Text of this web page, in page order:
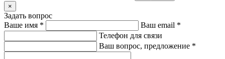
×
Задать вопрос
Ваше имя * Ваш email *
Телефон для связи
Ваш вопрос, предложение *